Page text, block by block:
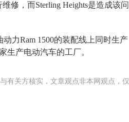
修，而Sterling Heights是造成该问
力Ram 1500的装配线上同时生产
生产电动汽车的工厂。
有关方核实，文章观点非本网观点，仅